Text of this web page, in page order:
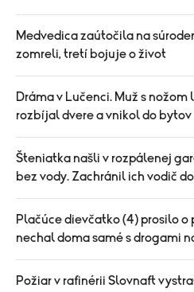
Medvedica zaútočila na
zomreli, tretí bojuje o život
Dráma v Lučenci. Muž s
rozbíjal dvere a vnikol do bytov
Šteniatka našli v rozpálenej
bez vody. Zachránil ich vodič
Plačúce dievčatko (4) prosilo o
nechal doma samé s drogami
Požiar v rafinérii Slovnaft